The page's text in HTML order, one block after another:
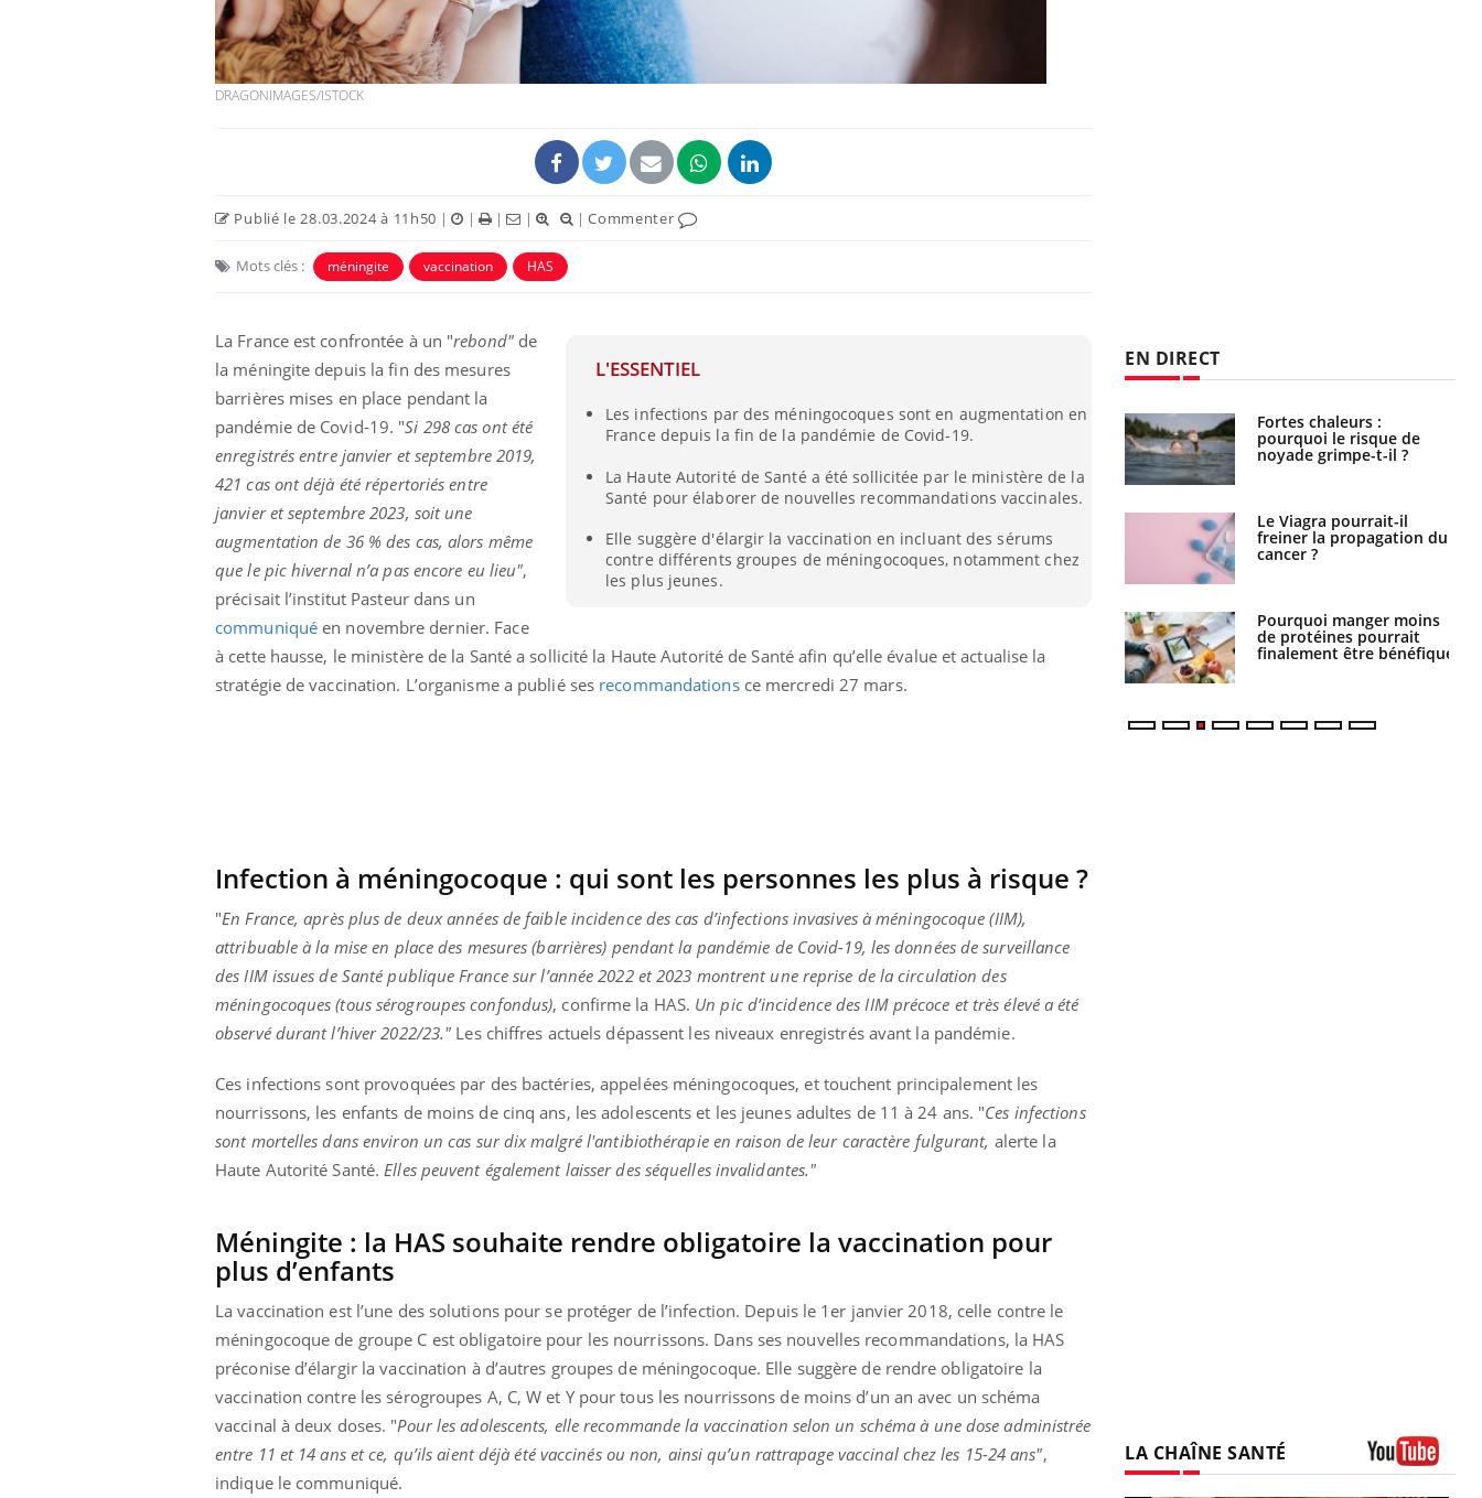
DRAGONIMAGES/ISTOCK
Publié le 28.03.2024 à 11h50 | | | | |Commenter
Mots clés : méningite vaccination HAS
L'ESSENTIEL
Les infections par des méningocoques sont en augmentation en
France depuis la fin de la pandémie de Covid-19.
La Haute Autorité de Santé a été sollicitée par le ministère de la
Santé pour élaborer de nouvelles recommandations vaccinales.
Elle suggère d'élargir la vaccination en incluant des sérums
contre différents groupes de méningocoques, notamment chez
les plus jeunes.
La France est confrontée à un "rebond" de
la méningite depuis la fin des mesures
barrières mises en place pendant la
pandémie de Covid-19. "Si 298 cas ont été
enregistrés entre janvier et septembre 2019,
421 cas ont déjà été répertoriés entre
janvier et septembre 2023, soit une
augmentation de 36 % des cas, alors même
que le pic hivernal n’a pas encore eu lieu",
précisait l’institut Pasteur dans un
communiqué en novembre dernier. Face
à cette hausse, le ministère de la Santé a sollicité la Haute Autorité de Santé afin qu’elle évalue et actualise la
stratégie de vaccination. L’organisme a publié ses recommandationsce mercredi 27 mars.
Infection à méningocoque : qui sont les personnes les plus à risque ?
"En France, après plus de deux années de faible incidence des cas d’infections invasives à méningocoque (IIM),
attribuable à la mise en place des mesures (barrières) pendant la pandémie de Covid-19, les données de surveillance
des IIM issues de Santé publique France sur l’année 2022 et 2023 montrent une reprise de la circulation des
méningocoques (tous sérogroupes confondus), confirme la HAS. Un pic d’incidence des IIM précoce et très élevé a été
observé durant l’hiver 2022/23." Les chiffres actuels dépassent les niveaux enregistrés avant la pandémie.
Ces infections sont provoquées par des bactéries, appelées méningocoques, et touchent principalement les
nourrissons, les enfants de moins de cinq ans, les adolescents et les jeunes adultes de 11 à 24 ans. "Ces infections
sont mortelles dans environ un cas sur dix malgré l'antibiothérapie en raison de leur caractère fulgurant, alerte la
Haute Autorité Santé. Elles peuvent également laisser des séquelles invalidantes."
Méningite : la HAS souhaite rendre obligatoire la vaccination pour
plus d’enfants
La vaccination est l’une des solutions pour se protéger de l’infection. Depuis le 1er janvier 2018, celle contre le
méningocoque de groupe C est obligatoire pour les nourrissons. Dans ses nouvelles recommandations, la HAS
préconise d’élargir la vaccination à d’autres groupes de méningocoque. Elle suggère de rendre obligatoire la
vaccination contre les sérogroupes A, C, W et Y pour tous les nourrissons de moins d’un an avec un schéma
vaccinal à deux doses. "Pour les adolescents, elle recommande la vaccination selon un schéma à une dose administrée
entre 11 et 14 ans et ce, qu’ils aient déjà été vaccinés ou non, ainsi qu’un rattrapage vaccinal chez les 15-24 ans",
indique le communiqué.
EN DIRECT
Chikungunya, dengue,
West Nile : que se passe-
t-il dans le sud de la
Les médicaments GLP-1
protègent-ils aussi les os
?
Cytomégalovirus : ce qui
change dans la prise en
charge des femmes
enceintes
La sieste empêche-t-elle
de dormir la nuit ?
tous les jours se profile-t-
elle enfin ?
jours de vos vacances ?
Fortes chaleurs :
pourquoi le risque de
noyade grimpe-t-il ?
Le Viagra pourrait-il
freiner la propagation du
cancer ?
Pourquoi manger moins
de protéines pourrait
finalement être bénéfique
Grossesse et chaleur : ce
que dit la science
Le smartphone nuit-il à
l'apprentissage de la
lecture ?
Mordue par une tique en
vacances, elle reste dans
le coma pendant 42 jours
LA CHAÎNE SANTÉ